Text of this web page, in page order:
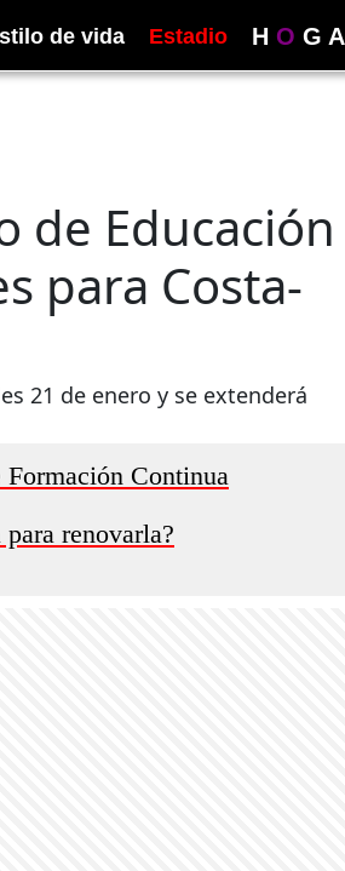
de vida Estadio H O G A
de Educación
para Costa-
21 de enero y se extenderá
Formación Continua
renovarla?